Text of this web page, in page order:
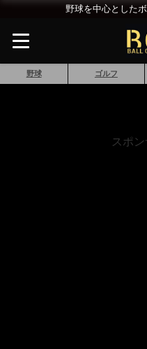
野球を中心とした
野球 ゴルフ
スポ